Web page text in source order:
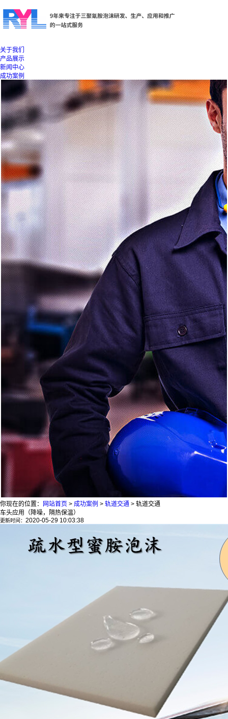
关于我们
产品展示
新闻中心
成功案例
你现在的位置： 网站首页 > 成功案例 > 轨道交通 > 轨道交通
车头应用（降噪，隔热保温）
更新时间： 2020-05-29 10:03:38